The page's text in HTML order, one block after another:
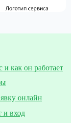
и как он работает
онлайн
и вход